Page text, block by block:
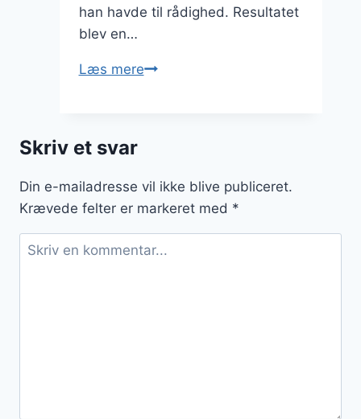
han havde til rådighed. Resultatet
blev en…
Læs mereCæsarsalat
Skriv et svar
Din e-mailadresse vil ikke blive publiceret.
Krævede felter er markeret med *